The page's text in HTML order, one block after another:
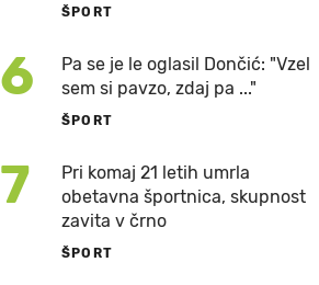
ŠPORT
6
Pa se je le oglasil Dončić: "Vzel
sem si pavzo, zdaj pa ..."
ŠPORT
7
Pri komaj 21 letih umrla
obetavna športnica, skupnost
zavita v črno
ŠPORT